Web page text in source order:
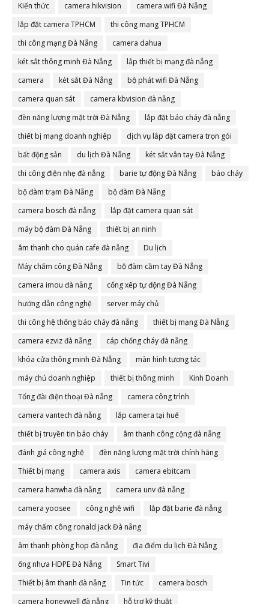
Kiến thức
camera hikvision
camera wifi Đà Nẵng
lắp đặt camera TPHCM
thi công mạng TPHCM
thi công mạng Đà Nẵng
camera dahua
két sắt thông minh Đà Nẵng
lắp thiết bị mạng đà nẵng
camera
két sắt Đà Nẵng
bộ phát wifi Đà Nẵng
camera quan sát
camera kbvision đà nẵng
đèn năng lượng mặt trời Đà Nẵng
lắp đặt báo cháy đà nẵng
thiết bị mạng doanh nghiệp
dịch vụ lắp đặt camera trọn gói
bất động sản
du lịch Đà Nẵng
két sắt vân tay Đà Nẵng
thi công điện nhẹ đà nẵng
barie tự động Đà Nẵng
báo cháy
bộ đàm trạm Đà Nẵng
bộ đàm Đà Nẵng
camera bosch đà nẵng
lắp đặt camera quan sát
máy bộ đàm Đà Nẵng
thiết bị an ninh
âm thanh cho quán cafe đà nẵng
Du lịch
Máy chấm công Đà Nẵng
bộ đàm cầm tay Đà Nẵng
camera imou đà nẵng
cổng xếp tự động Đà Nẵng
hướng dẫn công nghệ
server máy chủ
thi công hệ thống báo cháy đà nẵng
thiết bị mạng Đà Nẵng
camera ezviz đà nẵng
cáp chống cháy đà nẵng
khóa cửa thông minh Đà Nẵng
màn hình tương tác
máy chủ doanh nghiệp
thiết bị thông minh
Kinh Doanh
Tổng đài điện thoại Đà nẵng
camera công trình
camera vantech đà nẵng
lắp camera tại huế
thiết bị truyền tin báo cháy
âm thanh công cộng đà nẵng
đánh giá công nghệ
đèn năng lượng mặt trời chính hãng
Thiết bị mạng
camera axis
camera ebitcam
camera hanwha đà nẵng
camera unv đà nẵng
camera yoosee
công nghệ wifi
lắp đặt barie đà nẵng
máy chấm công ronald jack Đà nẵng
âm thanh phòng họp đà nẵng
địa điểm du lịch Đà Nẵng
ống nhựa HDPE Đà Nẵng
Smart Tivi
Thiết bị âm thanh đà nẵng
Tin tức
camera bosch
camera honeywell đà nẵng
hỗ trợ kỹ thuật